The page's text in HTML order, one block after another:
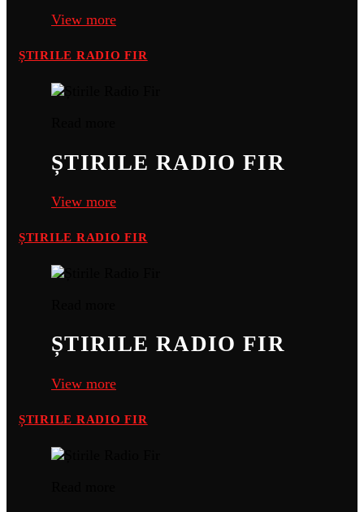
View more
ȘTIRILE RADIO FIR
ȘTIRILE RADIO FIR
View more
ȘTIRILE RADIO FIR
ȘTIRILE RADIO FIR
View more
ȘTIRILE RADIO FIR